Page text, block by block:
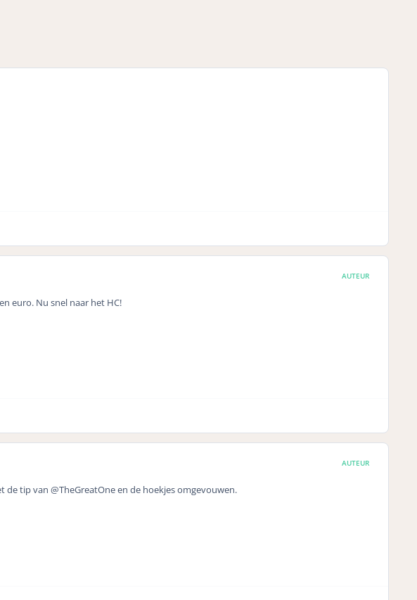
AUTEUR
euro. Nu snel naar het HC!
AUTEUR
tip van @TheGreatOne en de hoekjes omgevouwen.